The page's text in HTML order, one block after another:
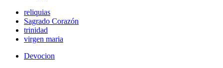
reliquias
Sagrado Corazón
trinidad
virgen maria
Devocion